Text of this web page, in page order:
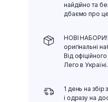
найдійно та
дбаємо про
НОВІ НАБОРИ!
оригінальні
Від
Лего в Україні.
1 день на збір
і одразу на